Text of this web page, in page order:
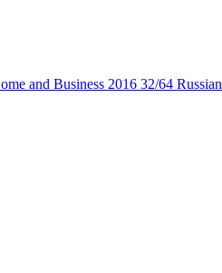
and Business 2016 32/64